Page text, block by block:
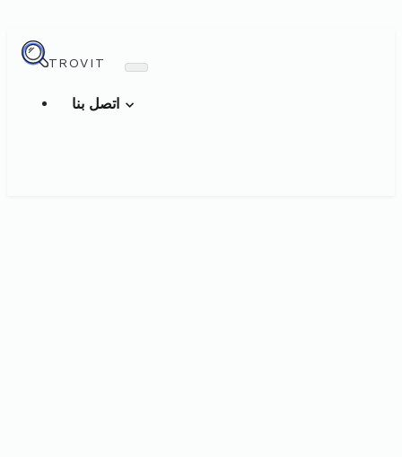
TROVIT